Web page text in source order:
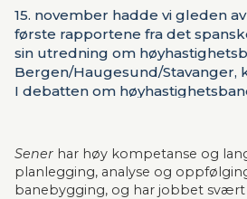
15. november hadde vi gleden
første rapportene fra det
sin utredning om
Bergen/Haugesund/Stavanger,
I debatten om
Seners utredning vil derfor være
andre aktuelle
våre naboland.
Sener har høy kompetanse og
planlegging, analyse og
banebygging, og har jobbet